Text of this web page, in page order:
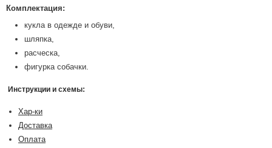
Комплектация:
кукла в одежде и обуви,
шляпка,
расческа,
фигурка собачки.
Инструкции и схемы:
Хар-ки
Доставка
Оплата